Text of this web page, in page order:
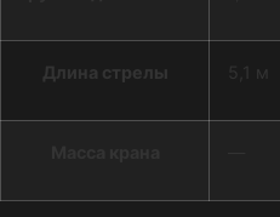
Длина стрелы 5,1 м